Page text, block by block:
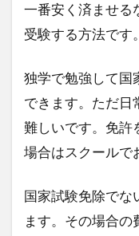
一番安く済ませる
受験する方法です。
独学で勉強して国
できます。ただ日
難しいです。免許
場合はスクールで
国家試験免除でな
ます。その場合の